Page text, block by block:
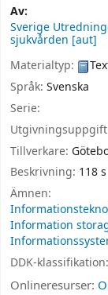
Av:
Sverige
sjukvården [aut]
Materialtyp:
Språk: Svenska
Serie:
Tillverkare:
Beskrivning: 118 s
Ämnen:
Information
DDK-klassifikation:
Onlineresurser: